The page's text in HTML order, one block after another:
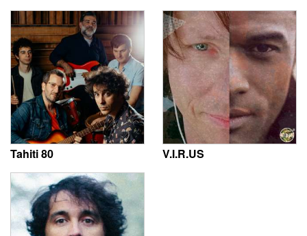
Tahiti 80 V.I.R.US